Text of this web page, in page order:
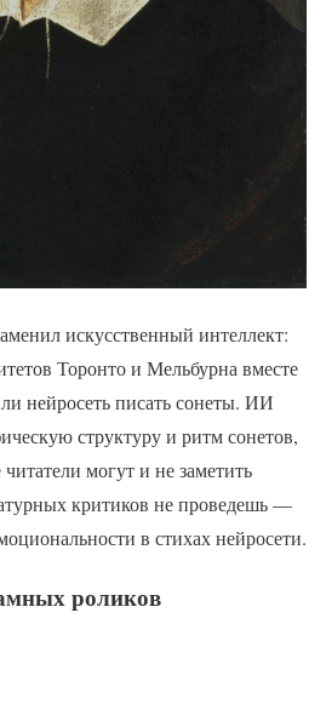
искусственный интеллект:
Торонто и Мельбурна вместе
нейросеть писать сонеты. ИИ
структуру и ритм сонетов,
могут и не заметить
критиков не проведешь —
в стихах нейросети.
роликов